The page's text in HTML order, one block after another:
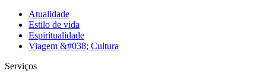
Atualidade
Estilo de vida
Espiritualidade
Viagem &#038; Cultura
Serviços